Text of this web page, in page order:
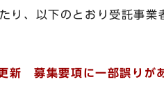
り、以下のとおり受託事業
新 募集要項に一部誤りが